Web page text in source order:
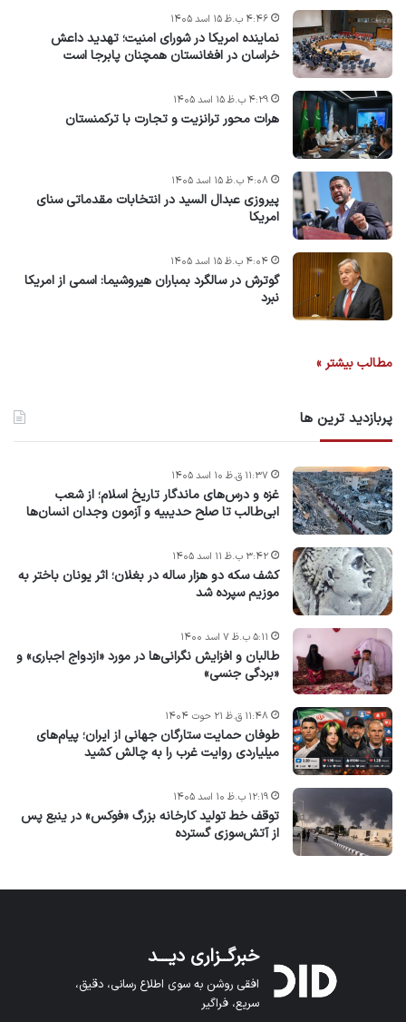
نماینده امریکا در شورای امنیت؛ تهدید داعش
خراسان در افغانستان همچنان پابرجا است
۴:۴۶ ب.ظ ۱۵ اسد ۱۴۰۵
هرات محور ترانزیت و تجارت با ترکمنستان
۴:۲۹ ب.ظ ۱۵ اسد ۱۴۰۵
پیروزی عبدال السید در انتخابات مقدماتی سنای
امریکا
۴:۰۸ ب.ظ ۱۵ اسد ۱۴۰۵
گوترش در سالگرد بمباران هیروشیما: اسمی از امریکا
نبرد
۴:۰۴ ب.ظ ۱۵ اسد ۱۴۰۵
مطالب بیشتر »
پربازدید ترین ها
غزه و درس‌های ماندگار تاریخ اسلام؛ از شعب
ابی‌طالب تا صلح حدیبیه و آزمون وجدان انسان‌ها
۱۱:۳۷ ق.ظ ۱۰ اسد ۱۴۰۵
کشف سکه دو هزار ساله در بغلان؛ اثر یونان باختر به
موزیم سپرده شد
۳:۴۲ ب.ظ ۱۱ اسد ۱۴۰۵
طالبان و افزایش نگرانی‌ها در مورد «ازدواج اجباری» و
«بردگی جنسی»
۵:۱۱ ب.ظ ۷ اسد ۱۴۰۰
طوفان حمایت ستارگان جهانی از ایران؛ پیام‌های
میلیاردی روایت غرب را به چالش کشید
۱۱:۴۸ ق.ظ ۲۱ حوت ۱۴۰۴
توقف خط تولید کارخانه بزرگ «فوکس» در ینبع پس
از آتش‌سوزی گسترده
۱۲:۱۹ ب.ظ ۱۰ اسد ۱۴۰۵
خبرگــزاری دیـــد
افقی روشن به سوی اطلاع رسانی، دقیق،
سریع، فراگیر